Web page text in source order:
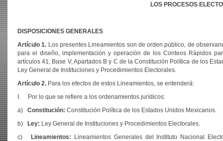
LOS PROCESOS
DISPOSICIONES GENERALES
Artículo 1. Los presentes Lineamientos son de orden público, de
para el diseño, implementación y operación de los Conteos Rápidos
artículos 41, Base V, Apartados B y C de la Constitución Política de los
Ley General de Instituciones y Procedimientos Electorales.
Artículo 2. Para los efectos de estos Lineamientos, se entenderá:
I. Por lo que se refiere a los ordenamientos jurídicos:
a) Constitución: Constitución Política de los Estados Unidos Mexicanos.
b)
Ley: Ley General de Instituciones y Procedimientos Electorales.
c)
Lineamientos: Lineamientos Generales del Instituto Nacional